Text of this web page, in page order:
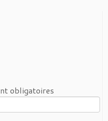
obligatoires